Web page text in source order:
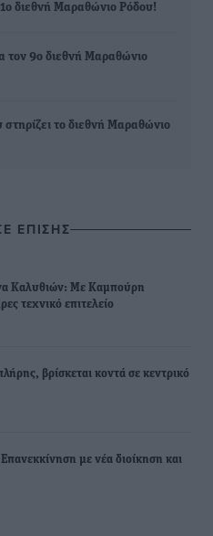
διεθνή Μαραθώνιο Ρόδου!
τον 9ο διεθνή Μαραθώνιο
το διεθνή Μαραθώνιο
ΕΠΙΣΗΣ
Καλυθιών: Με Καμπούρη
τεχνικό επιτελείο
βρίσκεται κοντά σε κεντρικό
με νέα διοίκηση και